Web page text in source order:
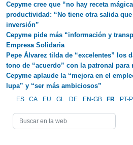
Cepyme cree que “no hay receta
productividad: “No tiene otra salida
inversión”
Cepyme pide más “información y
Empresa Solidaria
Pepe Álvarez tilda de “excelentes” los
tono de “acuerdo” con la patronal para
Cepyme aplaude la “mejora en el
lupa” y “ser más ambiciosos”
ES CA EU GL DE EN-GB FR PT-